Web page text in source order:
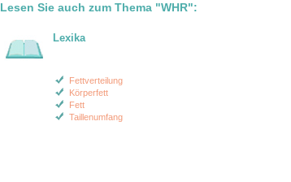
Lesen Sie auch zum Thema "WHR":
Lexika
Fettverteilung
Körperfett
Fett
Taillenumfang